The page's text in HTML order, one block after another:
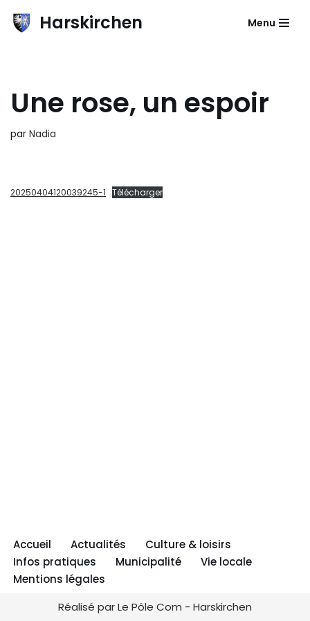
Aller
Harskirchen Menu
Une rose, un espoir
par Nadia
20250404120039245-1 Télécharger
Accueil Actualités
Culture & loisirs
Infos pratiques
Municipalité
Vie locale
Mentions légales
Réalisé par Le Pôle Com - Harskirchen